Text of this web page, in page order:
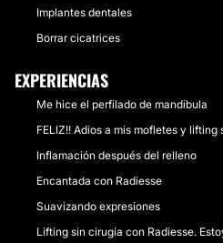
Implantes dentales
Borrar cicatrices
EXPERIENCIAS
Me hice el perfilado de mandibula
FELIZ!! Adios a mis mofletes y lifting
Inflamación después del relleno
Encantada con Radiesse
Suavizando expresiones
Lifting sin cirugía con Radiesse.